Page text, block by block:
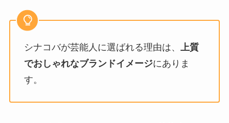
シナコバが芸能人に選ばれる理由は、
上質
でおしゃれなブランドイメージにありま
す。